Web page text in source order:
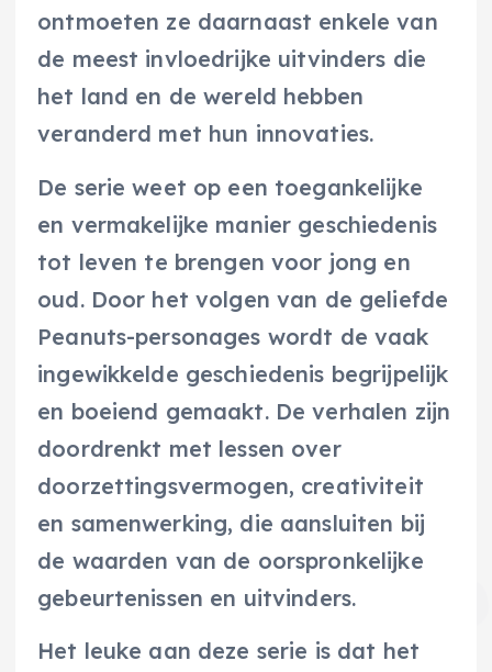
ontmoeten ze daarnaast enkele van
de meest invloedrijke uitvinders die
het land en de wereld hebben
veranderd met hun innovaties.
De serie weet op een toegankelijke
en vermakelijke manier geschiedenis
tot leven te brengen voor jong en
oud. Door het volgen van de geliefde
Peanuts-personages wordt de vaak
ingewikkelde geschiedenis begrijpelijk
en boeiend gemaakt. De verhalen zijn
doordrenkt met lessen over
doorzettingsvermogen, creativiteit
en samenwerking, die aansluiten bij
de waarden van de oorspronkelijke
gebeurtenissen en uitvinders.
Het leuke aan deze serie is dat het